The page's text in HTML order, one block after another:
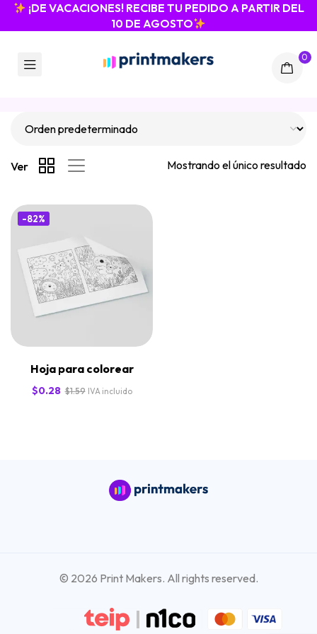
¡DE VACACIONES! RECIBE TU PEDIDO A PARTIR DEL
10 DE AGOSTO
0
Mostrando el único resultado
Ver
-82%
Hoja para colorear
$0.28 $1.59 IVA incluido
© 2026 Print Makers. All rights reserved.